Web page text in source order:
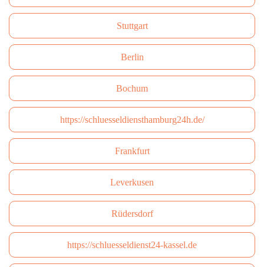
Stuttgart
Berlin
Bochum
https://schluesseldiensthamburg24h.de/
Frankfurt
Leverkusen
Rüdersdorf
https://schluesseldienst24-kassel.de